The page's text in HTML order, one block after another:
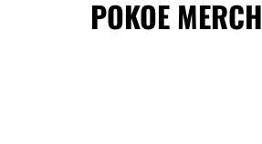
POKOE MERCH